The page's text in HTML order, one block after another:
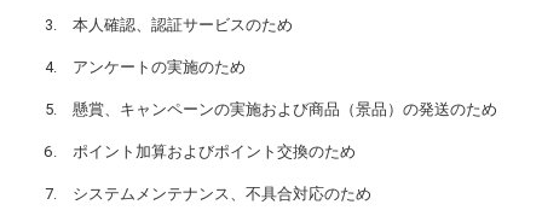
本人確認、認証サービスのため
アンケートの実施のため
懸賞、キャンペーンの実施および商品（景品）の発送のため
ポイント加算およびポイント交換のため
システムメンテナンス、不具合対応のため